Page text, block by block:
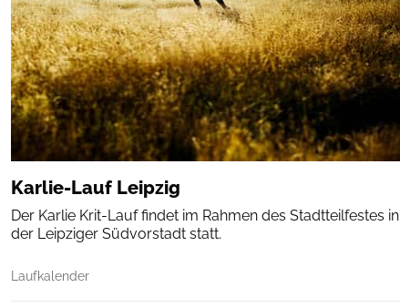
Karlie-Lauf Leipzig
Der Karlie Krit-Lauf findet im Rahmen des Stadtteilfestes in
der Leipziger Südvorstadt statt.
Laufkalender